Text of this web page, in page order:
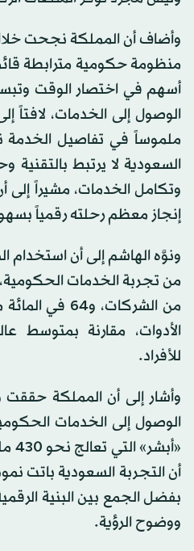
وأضاف أن المملكة نجحت
منظومة حكومية مترابطة
أسهم في اختصار الوقت
الوصول إلى الخدمات، لافتاً
ملموساً في تفاصيل الخدمة
السعودية لا يرتبط بالتقنية
وتكامل الخدمات، مشيراً إلى
إنجاز معظم رحلته رقمياً
ونوَّه الهاشم إلى أن استخدام
من الشركات،
للأفراد.
وأشار إلى أن المملكة
الوصول إلى الخدمات
أن التجربة السعودية باتت
بفضل الجمع بين البنية
ووضوح الرؤية.